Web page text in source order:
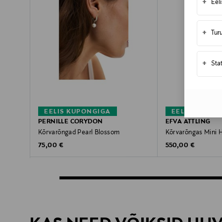
+
+
+
EELIS KUPONGIGA
PERNILLE CORYDON
Kõrvarõngad Pearl Blossom
Original Price
75,00 €
EELIS
EFVA ATTLING
Kõrvarõngas Mini
Original Price
550,00 €